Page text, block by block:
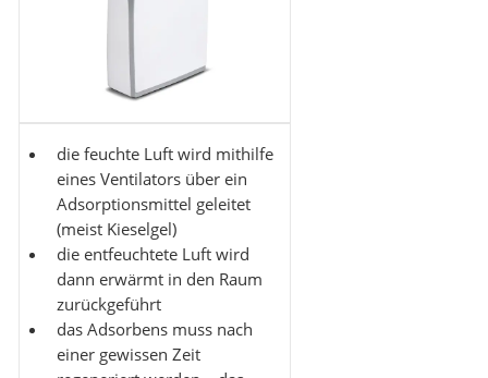
die feuchte Luft wird mithilfe
eines Ventilators über ein
Adsorptionsmittel geleitet
(meist Kieselgel)
die entfeuchtete Luft wird
dann erwärmt in den Raum
zurückgeführt
das Adsorbens muss nach
einer gewissen Zeit